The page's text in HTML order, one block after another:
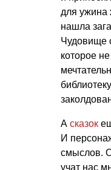
для ужина
нашла
Чудовище
которое
А сказок
И
смыслов.
учат нас